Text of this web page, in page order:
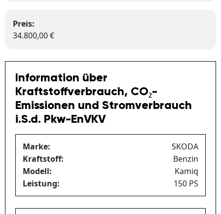
Preis:
34.800,00 €
Information über
Kraftstoffverbrauch, CO₂-
Emissionen und Stromverbrauch
i.S.d. Pkw-EnVKV
Marke:
SKODA
Kraftstoff:
Benzin
Modell:
Kamiq
Leistung:
150 PS